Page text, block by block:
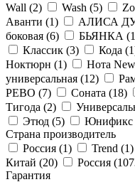
Wall (2) Wash (5)
Аванти (1) АЛИСА
боковая (6) БЬЯНКА (1
Классик (3) Кода (1
Ноктюрн (1) Нота
универсальная (12)
РЕВО (7) Соната (18)
Тигода (2)
Этюд (5) Юнификс
Страна производитель
Россия (1) Trend (1)
Китай (20) Россия (
Гарантия